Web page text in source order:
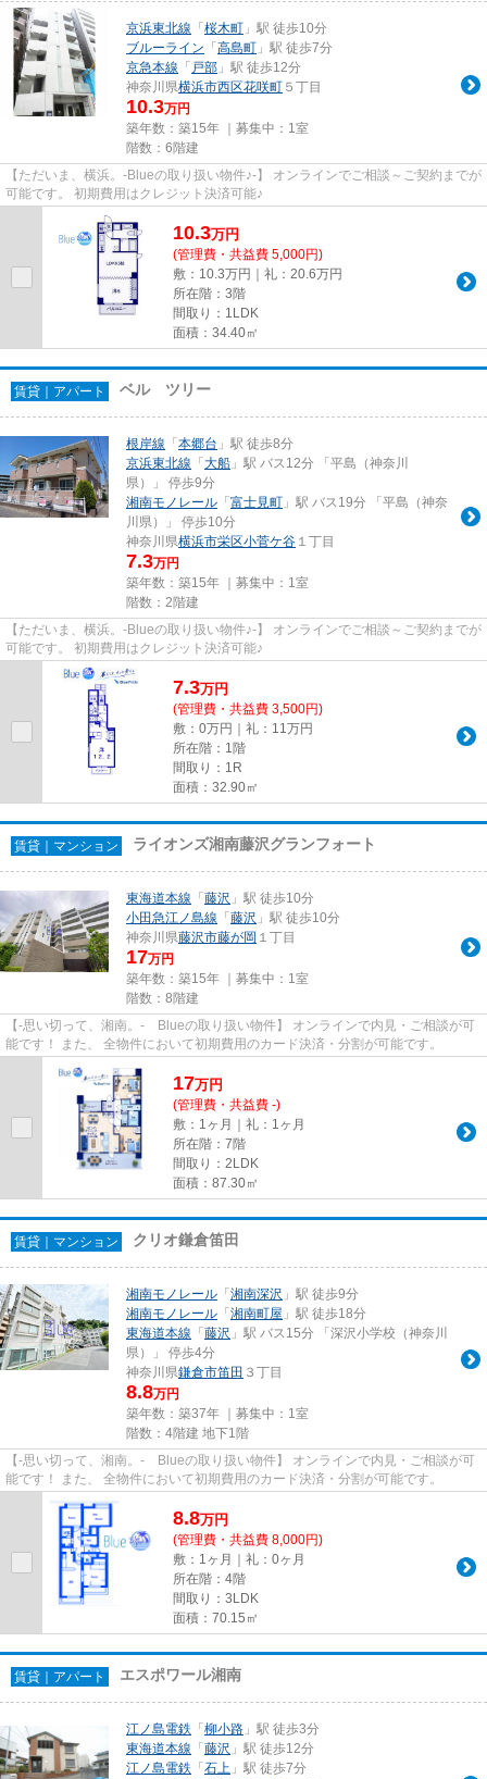
京浜東北線 「 桜木町 」駅 徒歩10分
ブルーライン 「 高島町 」駅 徒歩7分
京急本線 「 戸部 」駅 徒歩12分
神奈川県横浜市西区花咲町 ５丁目
10.3万円
築年数：築15年 ｜募集中： 1室
階数：6階建
【ただいま、横浜。-Blueの取り扱い物件♪-】 オンラインでご相談～ご契約までが
可能です。 初期費用はクレジット決済可能♪
10.3万円
(管理費・共益費 5,000円)
敷：10.3万円｜礼：20.6万円
所在階：3階
間取り：1LDK
面積：34.40㎡
賃貸｜アパート ベル ツリー
根岸線 「 本郷台 」駅 徒歩8分
京浜東北線 「 大船 」駅 バス12分 「平島（神奈川
県）」 停歩9分
湘南モノレール 「 富士見町 」駅 バス19分 「平島（神奈
川県）」 停歩10分
神奈川県横浜市栄区小菅ケ谷 １丁目
7.3万円
築年数：築15年 ｜募集中： 1室
階数：2階建
【ただいま、横浜。-Blueの取り扱い物件♪-】 オンラインでご相談～ご契約までが
可能です。 初期費用はクレジット決済可能♪
7.3万円
(管理費・共益費 3,500円)
敷：0万円｜礼：11万円
所在階：1階
間取り：1R
面積：32.90㎡
賃貸｜マンション ライオンズ湘南藤沢グランフォート
東海道本線 「 藤沢 」駅 徒歩10分
小田急江ノ島線 「 藤沢 」駅 徒歩10分
神奈川県藤沢市藤が岡 １丁目
17万円
築年数：築15年 ｜募集中： 1室
階数：8階建
【-思い切って、湘南。- Blueの取り扱い物件】 オンラインで内見・ご相談が可
能です！ また、 全物件において初期費用のカード決済・分割が可能です。
17万円
(管理費・共益費 -)
敷：1ヶ月｜礼：1ヶ月
所在階：7階
間取り：2LDK
面積：87.30㎡
賃貸｜マンション クリオ鎌倉笛田
湘南モノレール 「 湘南深沢 」駅 徒歩9分
湘南モノレール 「 湘南町屋 」駅 徒歩18分
東海道本線 「 藤沢 」駅 バス15分 「深沢小学校（神奈川
県）」 停歩4分
神奈川県鎌倉市笛田 ３丁目
8.8万円
築年数：築37年 ｜募集中： 1室
階数：4階建 地下1階
【-思い切って、湘南。- Blueの取り扱い物件】 オンラインで内見・ご相談が可
能です！ また、 全物件において初期費用のカード決済・分割が可能です。
8.8万円
(管理費・共益費 8,000円)
敷：1ヶ月｜礼：0ヶ月
所在階：4階
間取り：3LDK
面積：70.15㎡
賃貸｜アパート エスポワール湘南
江ノ島電鉄 「 柳小路 」駅 徒歩3分
東海道本線 「 藤沢 」駅 徒歩12分
江ノ島電鉄 「 石上 」駅 徒歩7分